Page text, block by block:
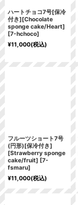
ハートチョコ7号[保冷
付き][Chocolate
sponge cake/Heart]
[7-hchoco]
¥11,000(税込)
フルーツショート7号
(円形)[保冷付き]
[Strawberry sponge
cake/fruit] [7-
fsmaru]
¥11,000(税込)